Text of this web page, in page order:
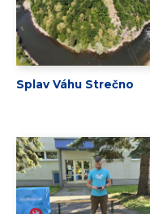
Splav Váhu Strečno